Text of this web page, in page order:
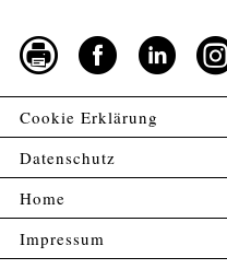
Cookie Erklärung
Datenschutz
Home
Impressum